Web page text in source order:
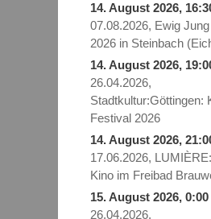
14. August 2026,
07.08.2026, Ewig
2026 in Steinbach
14. August 2026,
26.04.2026,
Stadtkultur:Göttingen:
Festival 2026
14. August 2026,
17.06.2026,
Kino im Freibad
15. August 2026, 0:00
26.04.2026,